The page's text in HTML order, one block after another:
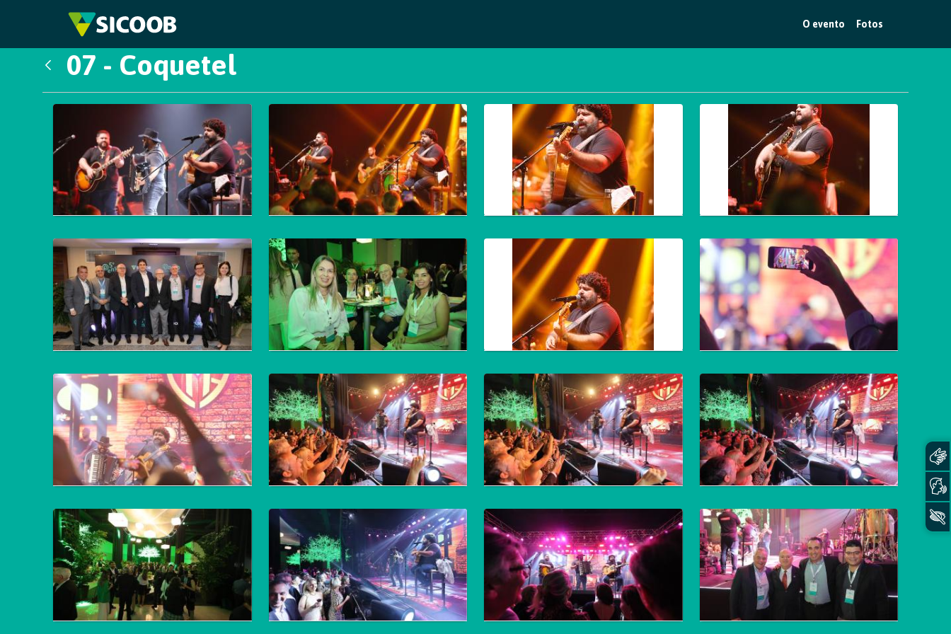
Pular para o Conteúdo principal
O evento Fotos
07 - Coquetel